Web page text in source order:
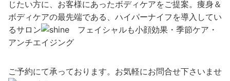
じたい方に、お客様にあったボディケアをご提案。痩身＆
ボディケアの最先端である、ハイパーナイフを導入してい
るサロン
フェイシャルも小顔効果・季節ケア・
アンチエイジング
ご予約にて承っております。お気軽にお問合せ下さいませ